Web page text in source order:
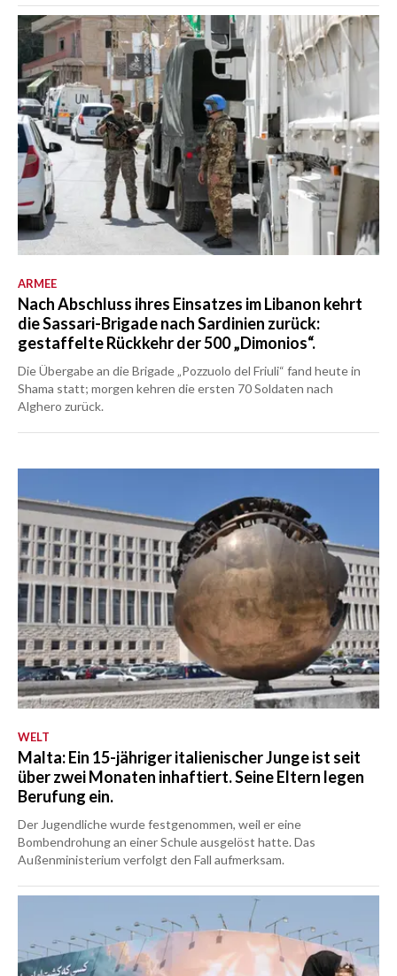
ARMEE
Nach Abschluss ihres Einsatzes im Libanon kehrt
die Sassari-Brigade nach Sardinien zurück:
gestaffelte Rückkehr der 500 „Dimonios“.
Die Übergabe an die Brigade „Pozzuolo del Friuli“ fand heute in
Shama statt; morgen kehren die ersten 70 Soldaten nach
Alghero zurück.
WELT
Malta: Ein 15-jähriger italienischer Junge ist seit
über zwei Monaten inhaftiert. Seine Eltern legen
Berufung ein.
Der Jugendliche wurde festgenommen, weil er eine
Bombendrohung an einer Schule ausgelöst hatte. Das
Außenministerium verfolgt den Fall aufmerksam.